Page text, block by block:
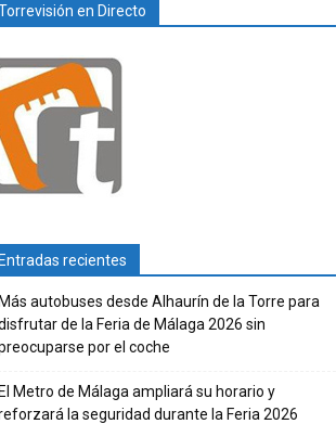
en Directo
recientes
autobuses desde Alhaurín de la Torre para
de la Feria de Málaga 2026 sin
por el coche
Metro de Málaga ampliará su horario y
la seguridad durante la Feria 2026